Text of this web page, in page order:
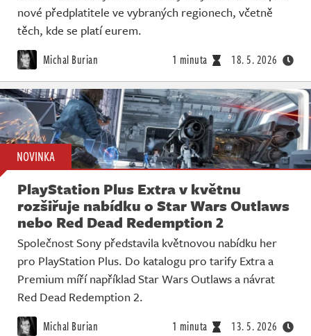
nové předplatitele ve vybraných regionech, včetně
těch, kde se platí eurem.
Michal Burian 1 minuta 18. 5. 2026
NOVINKA
PlayStation Plus Extra v květnu
rozšiřuje nabídku o Star Wars Outlaws
nebo Red Dead Redemption 2
Společnost Sony představila květnovou nabídku her
pro PlayStation Plus. Do katalogu pro tarify Extra a
Premium míří například Star Wars Outlaws a návrat
Red Dead Redemption 2.
Michal Burian 1 minuta 13. 5. 2026